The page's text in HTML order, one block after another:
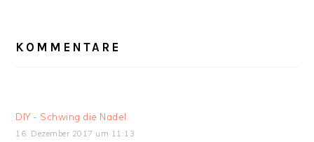
INTERAKTIONEN
KOMMENTARE
DIY - Schwing die Nadel
16. Dezember 2017 um 11:13